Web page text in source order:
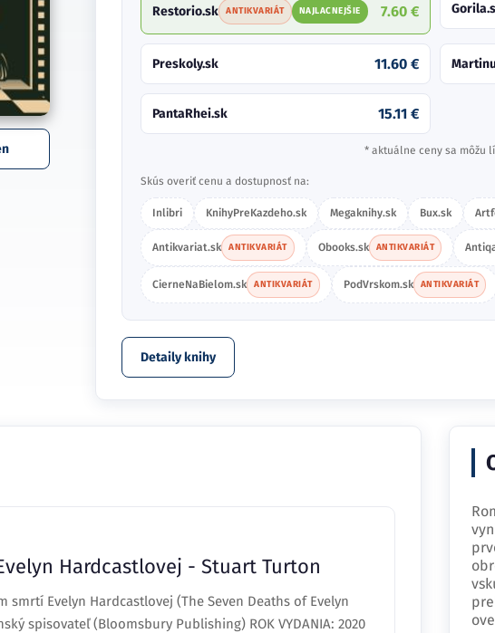
Restorio.sk ANTIKVARIÁT NAJLACNEJŠIE 7.60 €
Preskoly.sk 11.60 €
PantaRhei.sk 15.11 €
* aktuálne ceny sa môžu
Skús overiť cenu a dostupnosť na:
Inlibri KnihyPreKazdeho.sk Megaknihy.sk Bux.sk
Antikvariat.sk ANTIKVARIÁT Obooks.sk ANTIKVARIÁT
CierneNaBielom.sk ANTIKVARIÁT PodVrskom.sk ANTIKVARIÁT
Detaily knihy
Hardcastlovej - Stuart Turton
smrtí Evelyn Hardcastlovej (The Seven Deaths of Evelyn
spisovateľ (Bloomsbury Publishing) ROK VYDANIA: 2020